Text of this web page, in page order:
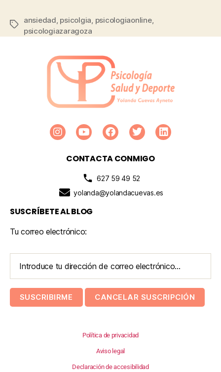
ansiedad, psicolgia, psicologiaonline,
psicologiazaragoza
CONTACTA CONMIGO
627 59 49 52
yolanda@yolandacuevas.es
SUSCRÍBETE AL BLOG
Tu correo electrónico:
Política de privacidad
Aviso legal
Declaración de accesibilidad